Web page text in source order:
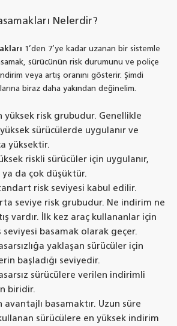
Nelerdir?
1’den 7’ye kadar uzanan bir sistemle
sürücünün risk durumunu ve poliçe
veya artış oranını gösterir. Şimdi
biraz daha yakından değinelim.
yüksek risk grubudur. Genellikle
sürücülerde uygulanır ve
yüksektir.
riskli sürücüler için uygulanır,
da çok düşüktür.
risk seviyesi kabul edilir.
seviye risk grubudur. Ne indirim ne
vardır. İlk kez araç kullananlar için
basamak olarak geçer.
yaklaşan sürücüler için
başladığı seviyedir.
sürücülere verilen indirimli
biridir.
avantajlı basamaktır. Uzun süre
sürücülere en yüksek indirim